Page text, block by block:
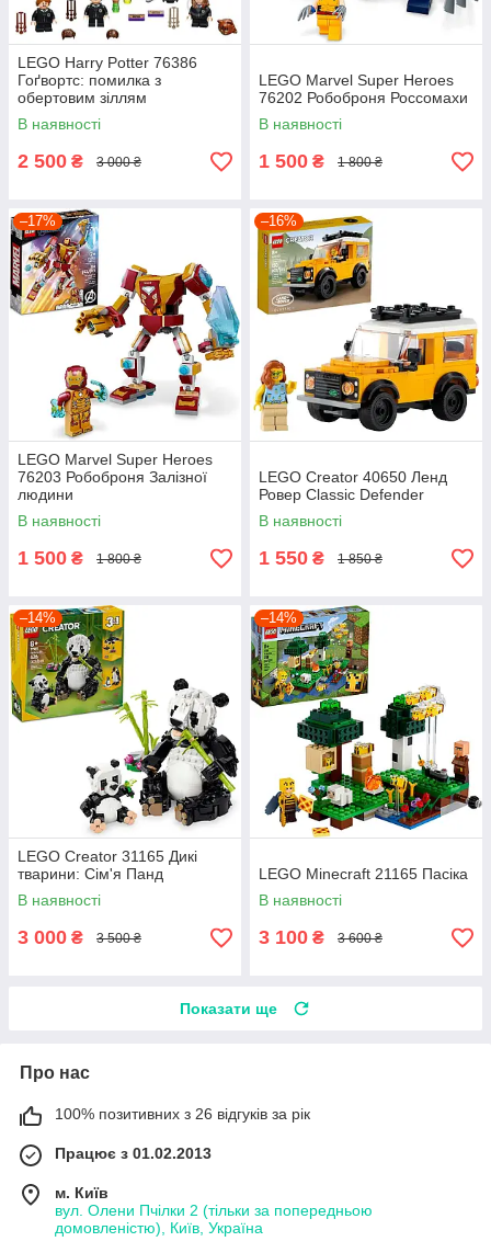
LEGO Harry Potter 76386
Гоґвортс: помилка з
обертовим зіллям
В наявності
2 500 ₴ 3 000 ₴
LEGO Marvel Super Heroes
76202 Робоброня Россомахи
В наявності
1 500 ₴ 1 800 ₴
–17%
LEGO Marvel Super Heroes
76203 Робоброня Залізної
людини
В наявності
1 500 ₴ 1 800 ₴
–16%
LEGO Creator 40650 Ленд
Ровер Classic Defender
В наявності
1 550 ₴ 1 850 ₴
–14%
LEGO Creator 31165 Дикі
тварини: Сім'я Панд
В наявності
3 000 ₴ 3 500 ₴
–14%
LEGO Minecraft 21165 Пасіка
В наявності
3 100 ₴ 3 600 ₴
Показати ще
Про нас
100% позитивних з 26 відгуків за рік
Працює з 01.02.2013
м. Київ
вул. Олени Пчілки 2 (тільки за попередньою
домовленістю), Київ, Україна